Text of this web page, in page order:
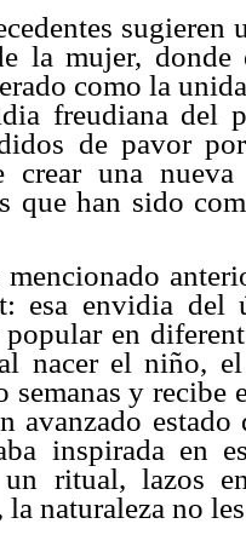
la mujer,
como la
freudiana del
de pavor
crear una
que han sido
esa envidia del
en
nacer el niño,
semanas y
avanzado
inspirada en
ritual, lazos
la naturaleza no